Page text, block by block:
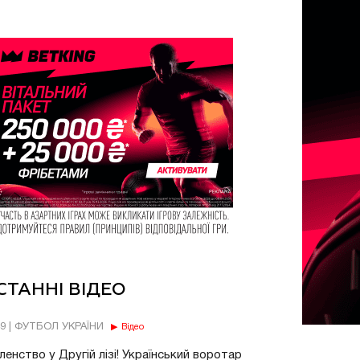
ВІДЕО
| ФУТБОЛ УКРАЇНИ Відео
у Другій лізі! Український воротар